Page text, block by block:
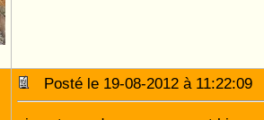
Posté le 19-08-2012 à